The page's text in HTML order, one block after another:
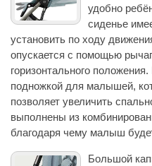
удобно
сиденье
установить по ходу
опускается с помощью
горизонтального
подножкой для малышей,
позволяет увеличить
выполнены из
благодаря чему малыш
Большой